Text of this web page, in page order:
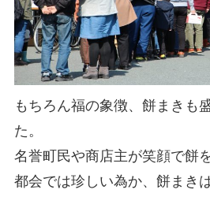
もちろん福の象徴、餅まきも
た。
名誉町民や商店主が笑顔で餅
都会では珍しい為か、餅まき